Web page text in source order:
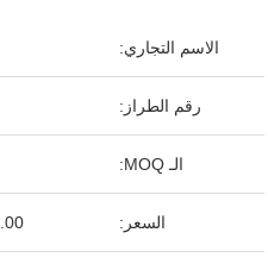
الاسم التجاري:
رقم الطراز:
الـ MOQ:
السعر: Kilograms